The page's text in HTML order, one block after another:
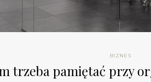
BIZNES
trzeba pamiętać przy